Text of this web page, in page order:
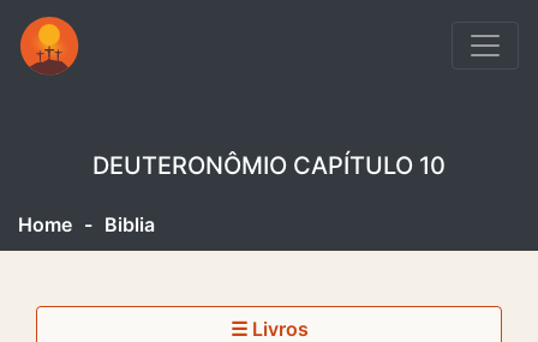
DEUTERONÔMIO CAPÍTULO 10
Home - Biblia
☰ Livros